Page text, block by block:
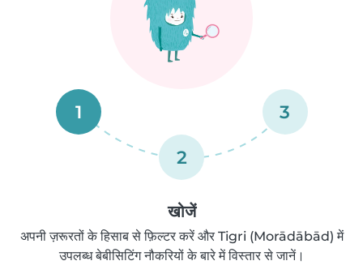
1
2
3
खोजें
अपनी ज़रूरतों के हिसाब से फ़िल्टर करें और Tigri (Morādābād) में
उपलब्ध बेबीसिटिंग नौकरियों के बारे में विस्तार से जानें।